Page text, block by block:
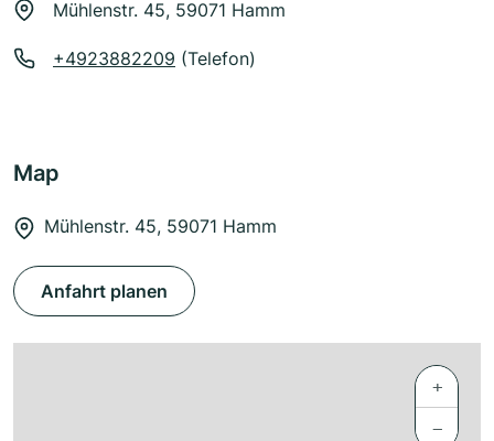
Mühlenstr. 45, 59071 Hamm
+4923882209 (Telefon)
Map
Mühlenstr. 45, 59071 Hamm
Anfahrt planen
+
−